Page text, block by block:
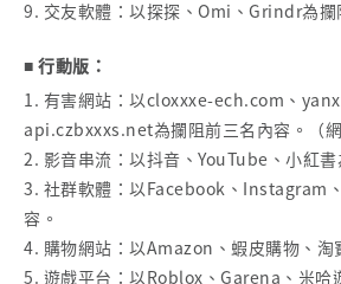
9. 交友軟體：以探探、Omi、Grindr為攔
■ 行動版：
1. 有害網站：以cloxxxe-ech.com、
api.czbxxxs.net為攔阻前三名內容。（網
2. 影音串流：以抖音、YouTube、小紅書
3. 社群軟體：以Facebook、Instagram
容。
4. 購物網站：以Amazon、蝦皮購物、淘
5. 遊戲平台：以Roblox、Garena、米哈